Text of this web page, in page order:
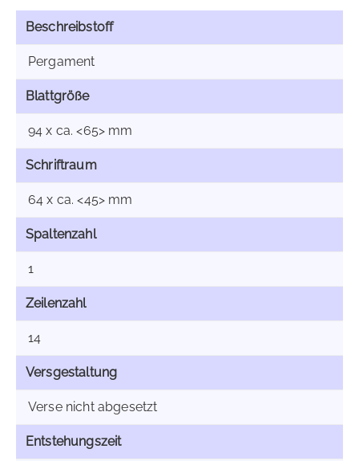
Beschreibstoff
Pergament
Blattgröße
94 x ca. <65> mm
Schriftraum
64 x ca. <45> mm
Spaltenzahl
1
Zeilenzahl
14
Versgestaltung
Verse nicht abgesetzt
Entstehungszeit